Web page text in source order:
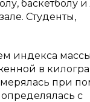
баскетболу и
Студенты,
индекса
в
при
с